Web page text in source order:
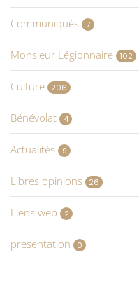
Communiqués 7
Monsieur Légionnaire 102
Culture 206
Bénévolat 4
Actualités 9
Libres opinions 26
Liens web 2
presentation 0